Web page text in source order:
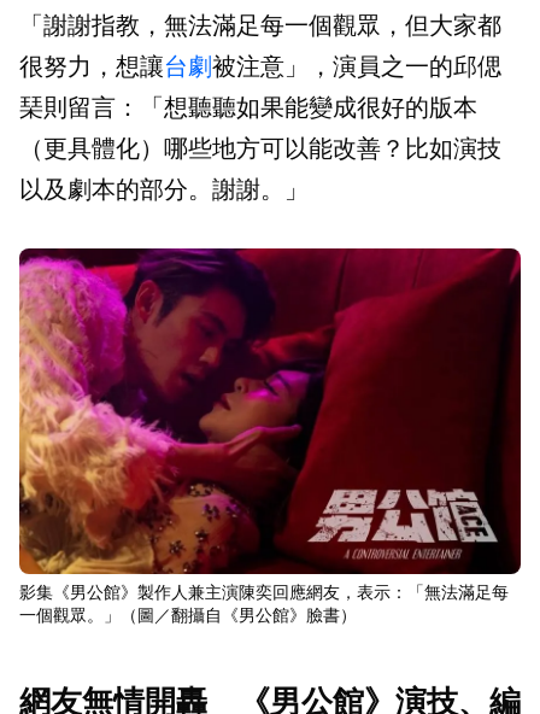
「謝謝指教，無法滿足每一個觀眾，但大家都
很努力，想讓台劇被注意」，演員之一的邱偲
琹則留言：「想聽聽如果能變成很好的版本
（更具體化）哪些地方可以能改善？比如演技
以及劇本的部分。謝謝。」
影集《男公館》製作人兼主演陳奕回應網友，表示：「無法滿足每
一個觀眾。」（圖／翻攝自《男公館》臉書）
網友無情開轟 《男公館》演技、編